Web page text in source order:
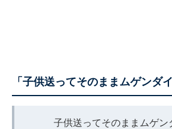
「子供送ってそのままムゲンダイ
子供送ってそのままムゲン